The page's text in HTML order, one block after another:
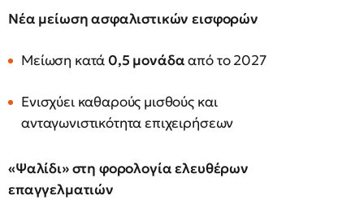
Νέα μείωση ασφαλιστικών εισφορών
Μείωση κατά0,5 μονάδααπό το 2027
Ενισχύει καθαρούς μισθούς και
ανταγωνιστικότητα επιχειρήσεων
«Ψαλίδι» στη φορολογία ελευθέρων
επαγγελματιών